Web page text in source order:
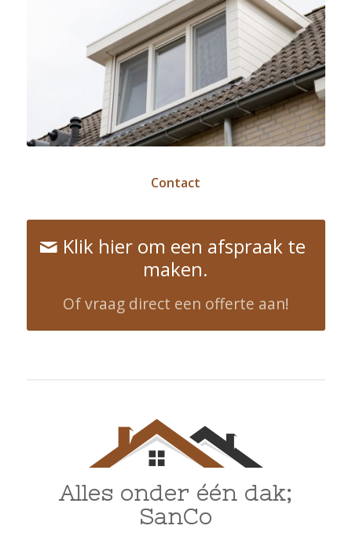
Contact
Klik hier om een afspraak te
maken.
Of vraag direct een offerte aan!
Alles onder één dak;
SanCo